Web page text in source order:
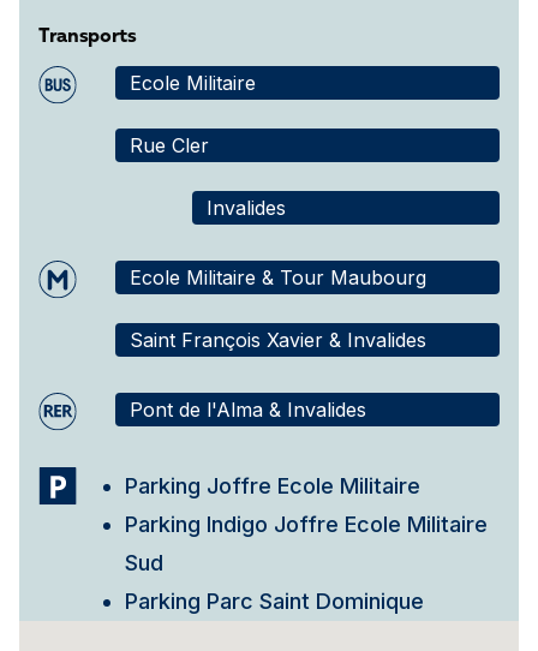
Transports
Ecole Militaire
Rue Cler
Invalides
Ecole Militaire & Tour Maubourg
Saint François Xavier & Invalides
Pont de l'Alma & Invalides
Parking Joffre Ecole Militaire
Parking Indigo Joffre Ecole Militaire
Sud
Parking Parc Saint Dominique